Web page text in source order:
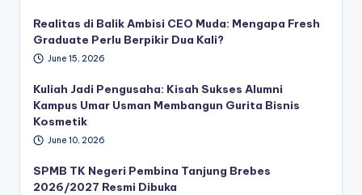
Realitas di Balik Ambisi CEO Muda: Mengapa Fresh
Graduate Perlu Berpikir Dua Kali?
June 15, 2026
Kuliah Jadi Pengusaha: Kisah Sukses Alumni
Kampus Umar Usman Membangun Gurita Bisnis
Kosmetik
June 10, 2026
SPMB TK Negeri Pembina Tanjung Brebes
2026/2027 Resmi Dibuka